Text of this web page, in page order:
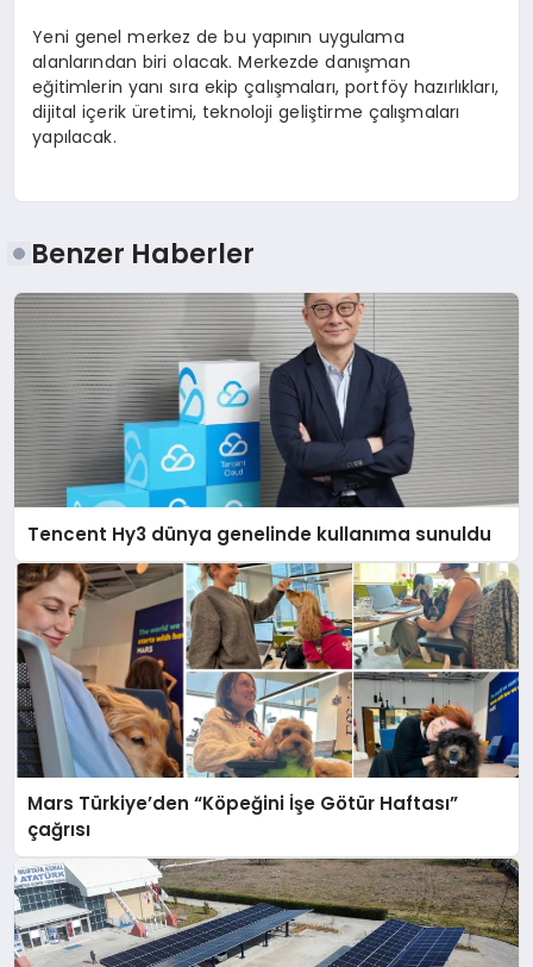
Yeni genel merkez de bu yapının uygulama
alanlarından biri olacak. Merkezde danışman
eğitimlerin yanı sıra ekip çalışmaları, portföy hazırlıkları,
dijital içerik üretimi, teknoloji geliştirme çalışmaları
yapılacak.
Benzer Haberler
Tencent Hy3 dünya genelinde kullanıma sunuldu
Mars Türkiye’den “Köpeğini İşe Götür Haftası”
çağrısı